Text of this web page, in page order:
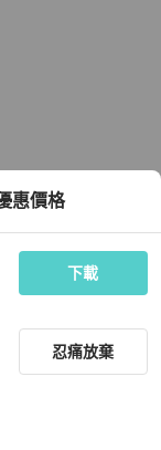
惠價格
下載
忍痛放棄